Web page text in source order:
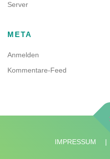
Server
META
Anmelden
Kommentare-Feed
IMPRESSUM |